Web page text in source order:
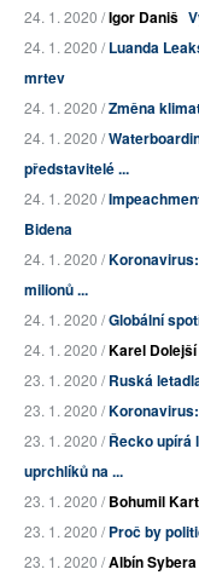
24. 1. 2020 /Igor Daniš
24. 1. 2020 /Luanda
mrtev
24. 1. 2020 /Změna
24. 1. 2020 /
představitelé ...
24. 1. 2020 /
Bidena
24. 1. 2020 /
milionů ...
24. 1. 2020 /Globální
24. 1. 2020 /Karel Dolejší
23. 1. 2020 /Ruská
23. 1. 2020 /
23. 1. 2020 /Řecko upírá
uprchlíků na ...
23. 1. 2020 /Bohumil
23. 1. 2020 /Proč by
23. 1. 2020 /Albín Sybera